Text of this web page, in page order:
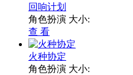
回响计划
角色扮演 大小:
查 看
火种协定
角色扮演 大小: